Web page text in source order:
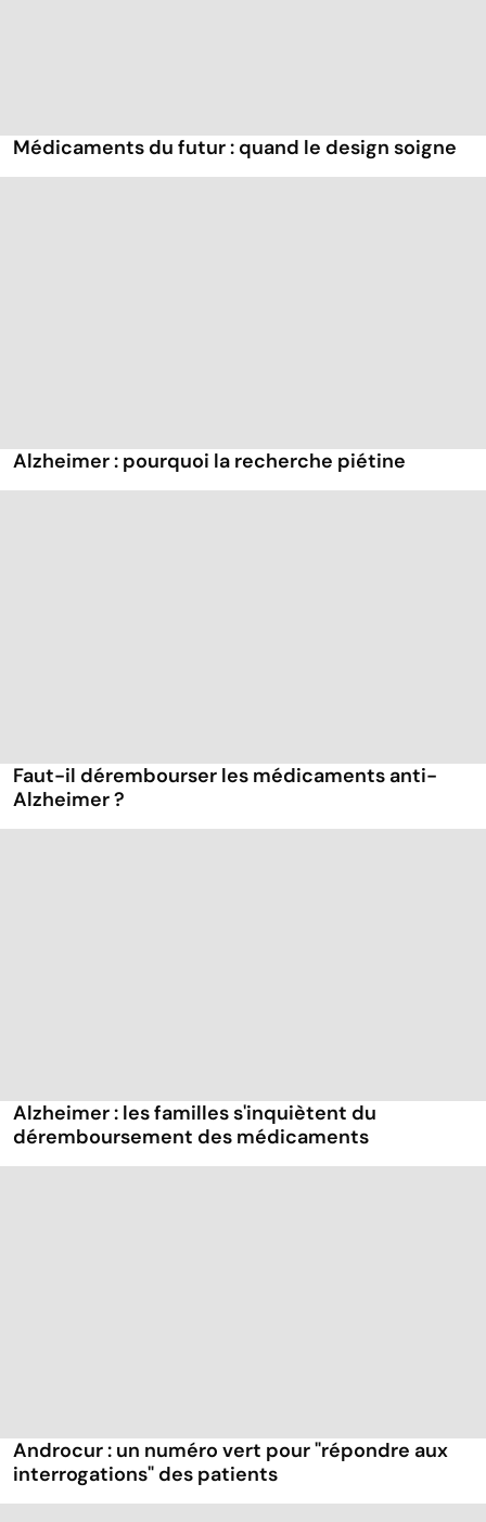
Médicaments du futur : quand le design soigne
Alzheimer : pourquoi la recherche piétine
Faut-il dérembourser les médicaments anti-
Alzheimer ?
Alzheimer : les familles s'inquiètent du
déremboursement des médicaments
Androcur : un numéro vert pour "répondre aux
interrogations" des patients